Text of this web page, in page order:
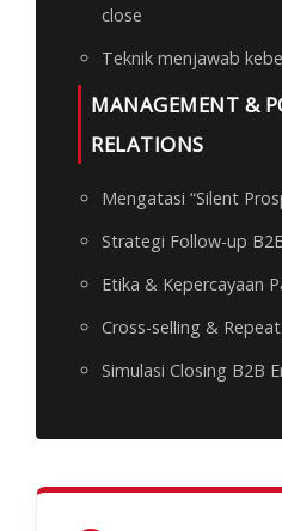
close
Teknik menjawab
MANAGEMENT &
RELATIONS
Mengatasi “Silent
Strategi Follow-up
Etika & Kepercayaan
Cross-selling &
Simulasi Closing B2B